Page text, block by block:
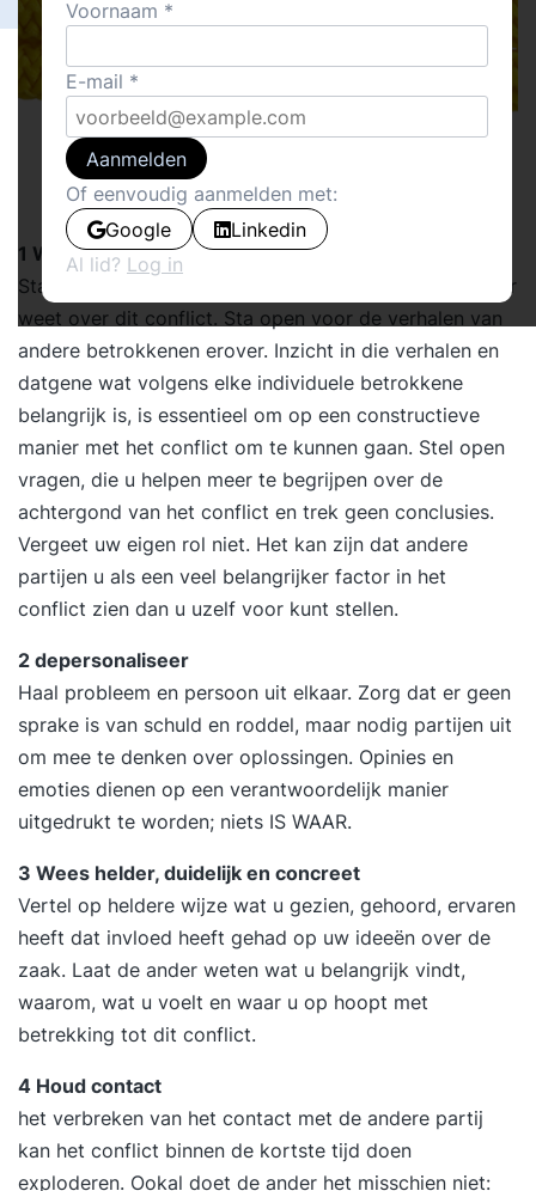
1 Wees open
Start vanuit de houding dat u nog helemaal niets zeker
weet over dit conflict. Sta open voor de verhalen van
andere betrokkenen erover. Inzicht in die verhalen en
datgene wat volgens elke individuele betrokkene
belangrijk is, is essentieel om op een constructieve
manier met het conflict om te kunnen gaan. Stel open
vragen, die u helpen meer te begrijpen over de
achtergond van het conflict en trek geen conclusies.
Vergeet uw eigen rol niet. Het kan zijn dat andere
partijen u als een veel belangrijker factor in het
conflict zien dan u uzelf voor kunt stellen.
2 depersonaliseer
Haal probleem en persoon uit elkaar. Zorg dat er geen
sprake is van schuld en roddel, maar nodig partijen uit
om mee te denken over oplossingen. Opinies en
emoties dienen op een verantwoordelijk manier
uitgedrukt te worden; niets IS WAAR.
3 Wees helder, duidelijk en concreet
Vertel op heldere wijze wat u gezien, gehoord, ervaren
heeft dat invloed heeft gehad op uw ideeën over de
zaak. Laat de ander weten wat u belangrijk vindt,
waarom, wat u voelt en waar u op hoopt met
betrekking tot dit conflict.
4 Houd contact
het verbreken van het contact met de andere partij
kan het conflict binnen de kortste tijd doen
exploderen. Ookal doet de ander het misschien niet:
Voornaam
E-mail
Aanmelden
Of eenvoudig aanmelden met:
Google
Linkedin
Al lid? Log in